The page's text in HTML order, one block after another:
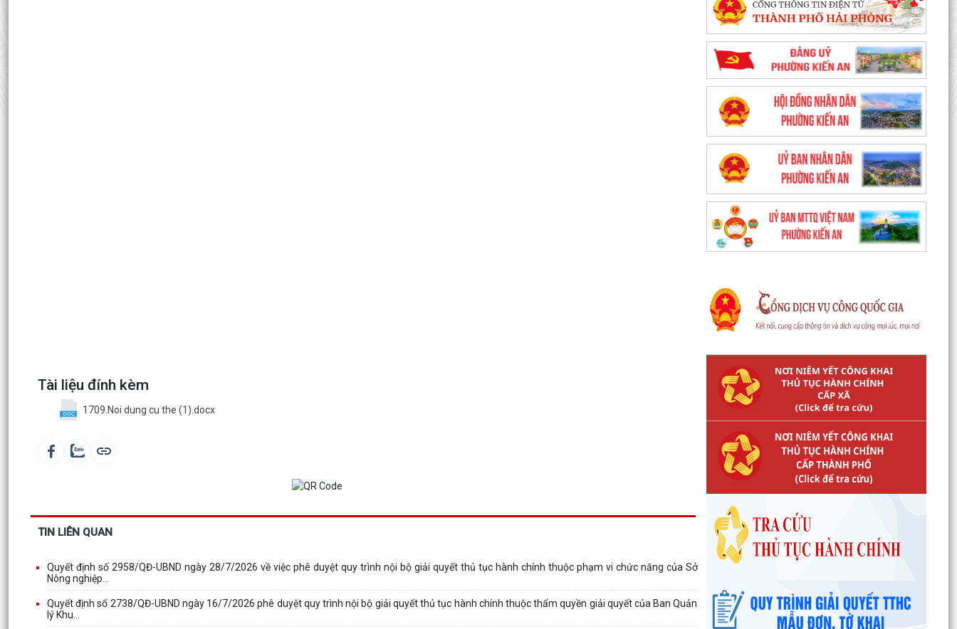
Tài liệu đính kèm
1709.Noi dung cu the (1).docx
TIN LIÊN QUAN
Quyết định số 2958/QĐ-UBND ngày 28/7/2026 về việc phê duyệt quy trình nội bộ giải quyết thủ tục hành chính thuộc phạm vi chức năng của Sở
Nông nghiệp...
Quyết định số 2738/QĐ-UBND ngày 16/7/2026 phê duyệt quy trình nội bộ giải quyết thủ tục hành chính thuộc thẩm quyền giải quyết của Ban Quản
lý Khu...